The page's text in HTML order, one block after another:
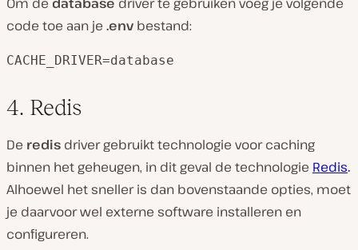
code toe aan je .env bestand:
CACHE_DRIVER=database
4. Redis
De redis driver gebruikt technologie voor caching
binnen het geheugen, in dit geval de technologie Redis.
Alhoewel het sneller is dan bovenstaande opties, moet
je daarvoor wel externe software installeren en
configureren.